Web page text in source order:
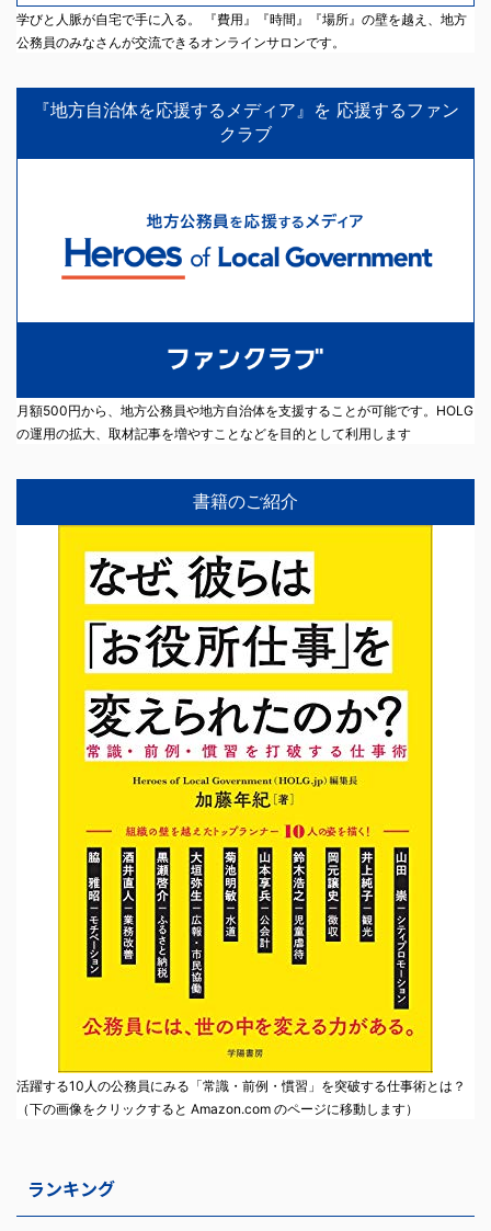
学びと人脈が自宅で手に入る。 『費用』『時間』『場所』の壁を越え、地方
公務員のみなさんが交流できるオンラインサロンです。
『地方自治体を応援するメディア』を 応援するファン
クラブ
月額500円から、地方公務員や地方自治体を支援することが可能です。HOLG
の運用の拡大、取材記事を増やすことなどを目的として利用します
書籍のご紹介
活躍する10人の公務員にみる「常識・前例・慣習」を突破する仕事術とは？
（下の画像をクリックすると Amazon.com のページに移動します）
ランキング